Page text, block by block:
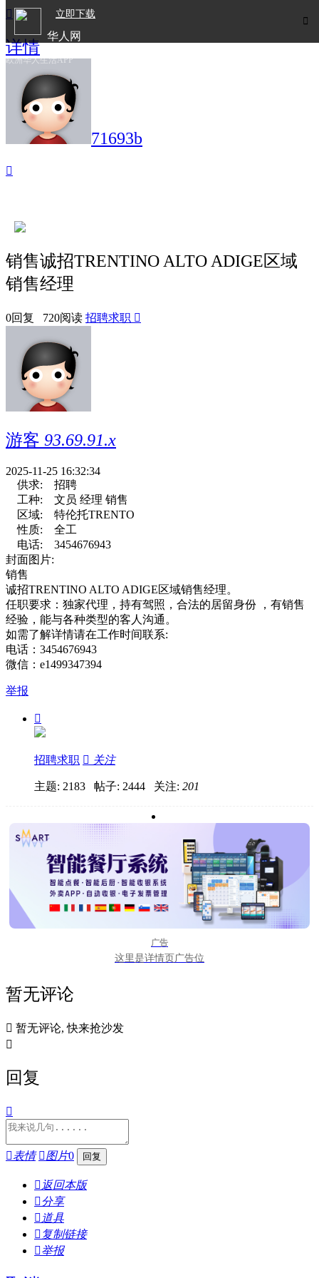

立即下载
华人网
欧洲华人生活APP

详情
71693b

销售诚招TRENTINO ALTO ADIGE区域
销售经理
0回复 720阅读 招聘求职 
游客 93.69.91.x
2025-11-25 16:32:34
供求:
招聘
工种:
文员 经理 销售
区域:
特伦托TRENTO
性质:
全工
电话:
3454676943
封面图片:
销售
诚招TRENTINO ALTO ADIGE区域销售经理。
任职要求：独家代理，持有驾照，合法的居留身份 ，有销售
经验，能与各种类型的客人沟通。
如需了解详情请在工作时间联系:
电话：3454676943
微信：e1499347394
举报

招聘求职  关注
主题: 2183 帖子: 2444 关注: 201
广告
这里是详情页广告位
暂无评论
 暂无评论, 快来抢沙发

回复

表情 图片0
 返回本版
分享
 道具
 复制链接
举报